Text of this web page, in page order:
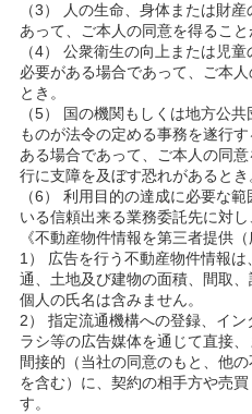
（3） 人の生命、身体または財
あって、ご本人の同意を得ること
（4） 公衆衛生の向上または児
必要がある場合であって、ご本
とき。
（5） 国の機関もしくは地方公
ものが法令の定める事務を遂行
ある場合であって、ご本人の同
行に支障を及ぼす恐れがあるとき
（6） 利用目的の達成に必要な
いる信頼出来る業務委託先に対
《不動産物件情報を第三者提供（
1） 広告を行う不動産物件情報
通、土地及び建物の面積、間取、
個人の氏名は含みません。
2） 指定流通機構への登録、イ
ラシ等の広告媒体を通じて直接
間接的（当社の同意のもと、他
を含む）に、契約の相手方や売
す。